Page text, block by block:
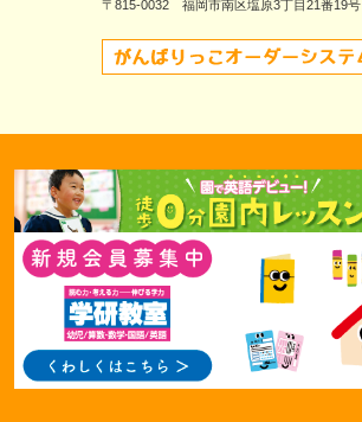
〒815-0032 福岡市南区塩原3丁目21番19号